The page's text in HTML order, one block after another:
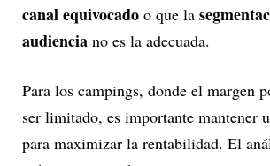
canal equivocado o que la
audiencia no es la adecuada.
Para los campings, donde el margen
ser limitado, es importante mantener
para maximizar la rentabilidad. El